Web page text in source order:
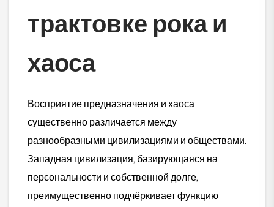
трактовке рока и
хаоса
Восприятие предназначения и хаоса
существенно различается между
разнообразными цивилизациями и обществами.
Западная цивилизация, базирующаяся на
персональности и собственной долге,
преимущественно подчёркивает функцию